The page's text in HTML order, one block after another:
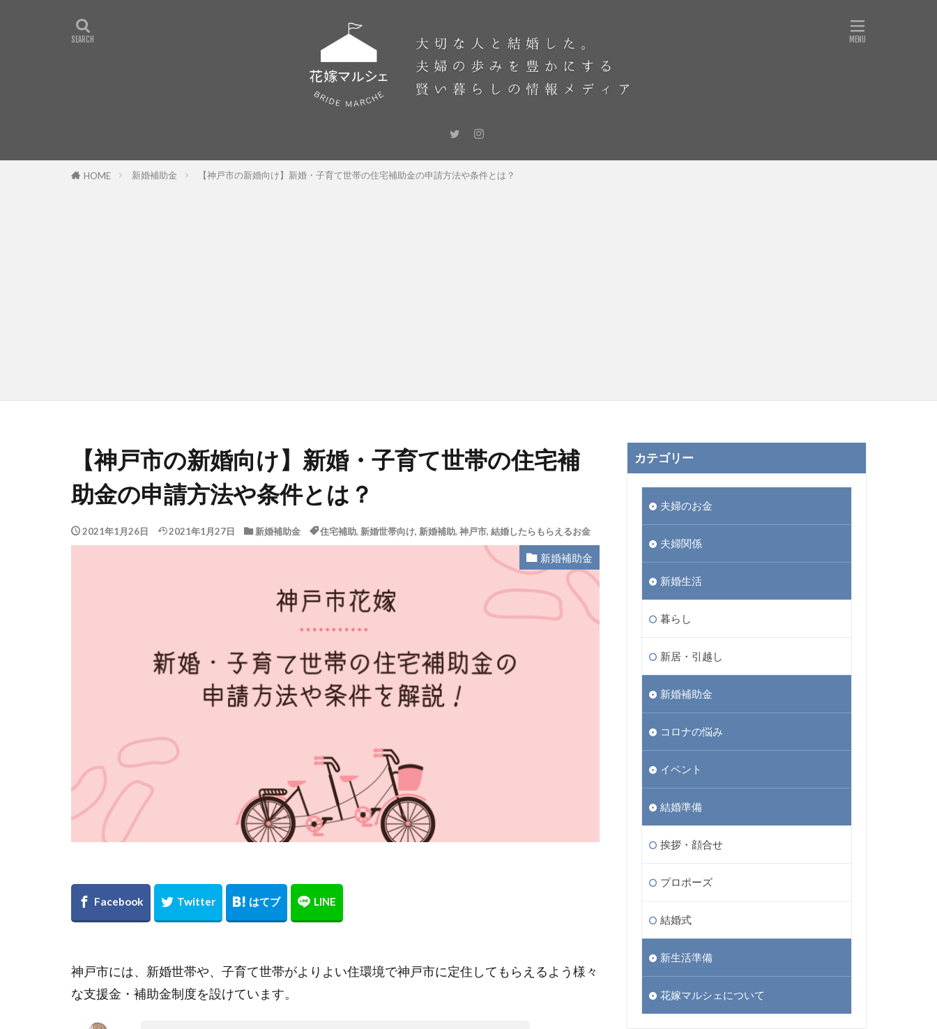
HOME 新婚補助金 【神戸市の新婚向け】新婚・子育て世帯の住宅補助金の申請方法や条件とは？
【神戸市の新婚向け】新婚・子育て世帯の住宅補
助金の申請方法や条件とは？
2021年1月26日 2021年1月27日 新婚補助金 住宅補助, 新婚世帯向け, 新婚補助, 神戸市, 結婚したらもらえるお金
新婚補助金
神戸市には、新婚世帯や、子育て世帯がよりよい住環境で神戸市に定住してもらえるよう様々
な支援金・補助金制度を設けています。
カテゴリー
夫婦のお金
夫婦関係
新婚生活
暮らし
新居・引越し
新婚補助金
コロナの悩み
イベント
結婚準備
挨拶・顔合せ
プロポーズ
結婚式
新生活準備
花嫁マルシェについて